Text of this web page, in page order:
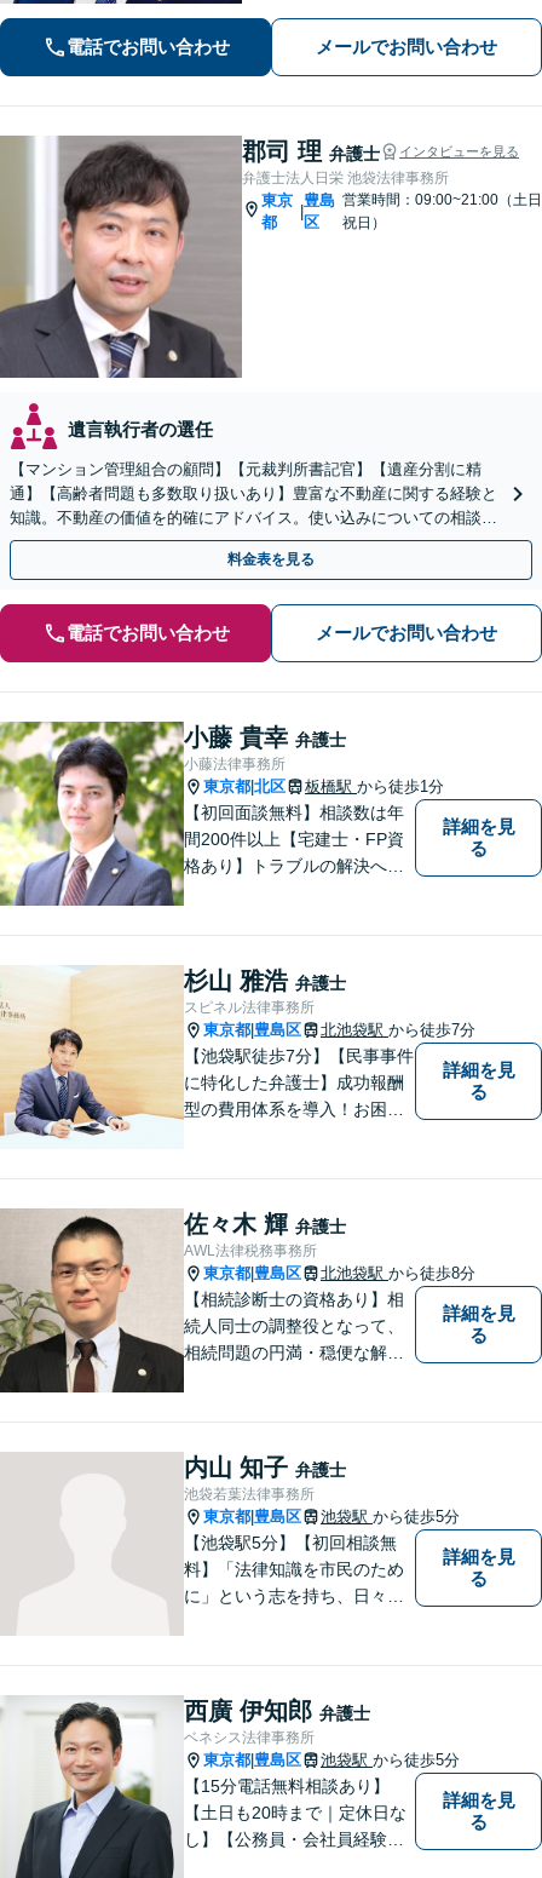
民事から刑事事件まで幅広く支援【完
電話でお問い合わせ メールでお問い合わせ
郡司 理 弁護士 インタビューを見る
弁護士法人日栄 池袋法律事務所
東京
都
|
豊島
区
営業時間：09:00~21:00（土日
祝日）
遺言執行者の選任
【マンション管理組合の顧問】【元裁判所書記官】【遺産分割に精
通】【高齢者問題も多数取り扱いあり】豊富な不動産に関する経験と
知識。不動産の価値を的確にアドバイス。使い込みについての相談も
多数。後見など高齢者の問題にも対応可
料金表を見る
電話でお問い合わせ メールでお問い合わせ
小藤 貴幸 弁護士
小藤法律事務所
東京都 北区 板橋駅 から徒歩1分
【初回面談無料】相談数は年
間200件以上【宅建士・FP資
格あり】トラブルの解決へは
続・離婚・企業法務はお任せ
ください。【板橋駅徒歩1分】
詳細を見
る
杉山 雅浩 弁護士
スピネル法律事務所
東京都 豊島区 北池袋駅 から徒歩7分
【池袋駅徒歩7分】【民事事件
に特化した弁護士】成功報酬
型の費用体系を導入！お困り
で広く取り扱い、幅広い分野
で実績あり！【完全個室対
応】
詳細を見
る
佐々木 輝 弁護士
AWL法律税務事務所
東京都 豊島区 北池袋駅 から徒歩8分
【相続診断士の資格あり】相
続人同士の調整役となって、
相続問題の円満・穏便な解決
棄などお任せください【池袋8
分】交通事故・借金問題にも
対応
詳細を見
る
内山 知子 弁護士
池袋若葉法律事務所
東京都 豊島区 池袋駅 から徒歩5分
【池袋駅5分】【初回相談無
料】「法律知識を市民のため
に」という志を持ち、日々弁
の経験と持ち前の情熱で手厚
くサポートさせていただきま
す。【フランス語対応可能】
詳細を見
る
西廣 伊知郎 弁護士
ベネシス法律事務所
東京都 豊島区 池袋駅 から徒歩5分
【15分電話無料相談あり】
【土日も20時まで｜定休日な
し】【公務員・会社員経験あ
詳細を見
る